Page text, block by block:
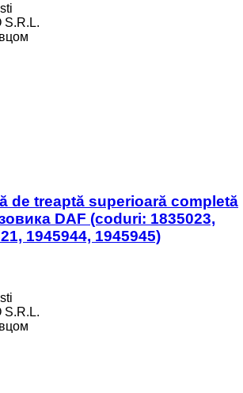
S.R.L.
de treaptă superioară completă
DAF (coduri: 1835023,
1945944, 1945945)
S.R.L.